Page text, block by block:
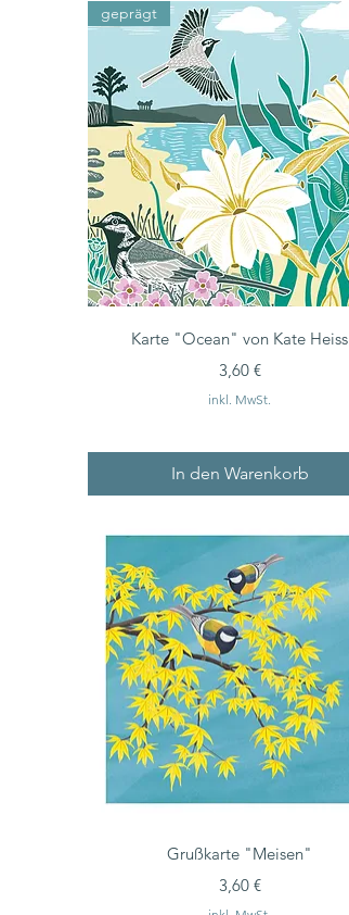
geprägt
Karte "Ocean" von Kate Heiss
Preis
3,60 €
inkl. MwSt.
In den Warenkorb
Grußkarte "Meisen"
Preis
3,60 €